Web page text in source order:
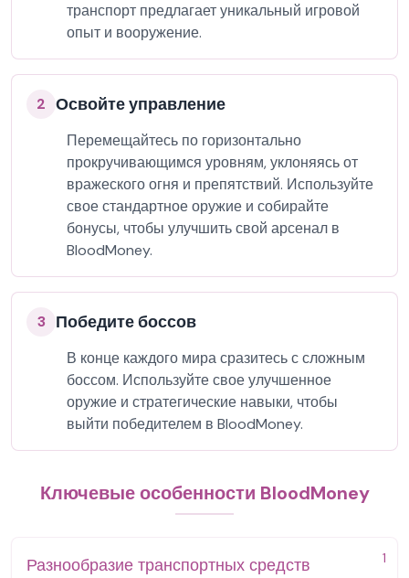
транспорт предлагает уникальный игровой
опыт и вооружение.
2 Освойте управление
Перемещайтесь по горизонтально
прокручивающимся уровням, уклоняясь от
вражеского огня и препятствий. Используйте
свое стандартное оружие и собирайте
бонусы, чтобы улучшить свой арсенал в
BloodMoney.
3 Победите боссов
В конце каждого мира сразитесь с сложным
боссом. Используйте свое улучшенное
оружие и стратегические навыки, чтобы
выйти победителем в BloodMoney.
Ключевые особенности BloodMoney
1
Разнообразие транспортных средств